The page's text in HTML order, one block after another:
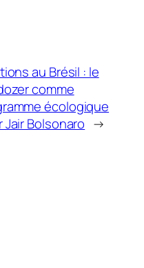
au Brésil : le
comme
écologique
Jair Bolsonaro →